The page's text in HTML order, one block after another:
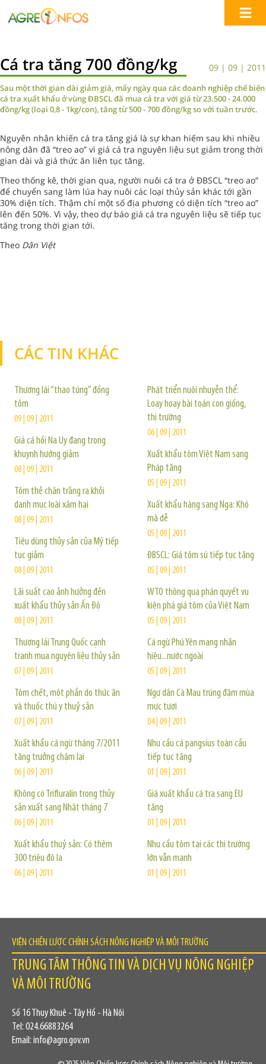
Cá tra tăng 700 đồng/kg 09 | 09 | 2011
Sau một thời gian dài giảm giá, mấy ngày qua các doanh nghiệp chế biến
cá tra xuất khẩu ở vùng ĐBSCL đã mua cá tra với giá từ 23.500 - 24.000
đồng/kg (loại 0,8 - 1kg/con), tăng từ 500 - 700 đồng/kg so với tuần trước.
Nguyên nhân khiến cá tra tăng giá là sự khan hiếm sau khi nhiều
nông dân đã “treo ao” vì giá cá tra nguyên liệu sụt giảm trong thời
gian dài và giá thức ăn liên tục tăng.
Theo thống kê, thời gian qua, người nuôi cá tra ở ĐBSCL “treo ao”
để chuyển sang làm lúa hay nuôi các loại thủy sản khác tới gần
30% diện tích. Thậm chí một số địa phương có diện tích “treo ao”
lên đến 50%. Vì vậy, theo dự báo giá cá tra nguyên liệu sẽ tiếp tục
tăng trong thời gian tới.
Theo Dân Việt
CÁC TIN KHÁC
Thương lái “thao túng” đồng
tôm
09 | 09 | 2011
Giá cá hồi Na Uy đang trong
khuynh hướng giảm
08 | 09 | 2011
Tôm thẻ chân trắng ra khỏi
danh mục loài xâm hại
08 | 09 | 2011
Tiêu dùng thủy sản của Mỹ tiếp
tục giảm
08 | 09 | 2011
Lãi suất cao ảnh hưởng đến
xuất khẩu thủy sản Ấn Độ
08 | 09 | 2011
Thương lái Trung Quốc cạnh
tranh mua nguyên liệu thủy sản
07 | 09 | 2011
Tôm chết, một phần do thức ăn
và thuốc thú y thuỷ sản
07 | 09 | 2011
Xuất khẩu cá ngừ tháng 7/2011
tăng trưởng chậm lại
06 | 09 | 2011
Không có Trifluralin trong thủy
sản xuất sang Nhật tháng 7
06 | 09 | 2011
Xuất khẩu thuỷ sản: Có thêm
300 triệu đô la
06 | 09 | 2011
Phát triển nuôi nhuyễn thể:
Loay hoay bài toán con giống,
thị trường
06 | 09 | 2011
Xuất khẩu tôm Việt Nam sang
Pháp tăng
05 | 09 | 2011
Xuất khẩu hàng sang Nga: Khó
mà dễ
05 | 09 | 2011
ĐBSCL: Giá tôm sú tiếp tục tăng
05 | 09 | 2011
WTO thông qua phán quyết vụ
kiện phá giá tôm của Việt Nam
05 | 09 | 2011
Cá ngừ Phú Yên mang nhãn
hiệu...nước ngoài
05 | 09 | 2011
Ngư dân Cà Mau trúng đậm mùa
mực tươi
04 | 09 | 2011
Nhu cầu cá pangsius toàn cầu
tiếp tục tăng
01 | 09 | 2011
Giá xuất khẩu cá tra sang EU
tăng
01 | 09 | 2011
Nhu cầu tôm tại các thị trường
lớn vẫn mạnh
01 | 09 | 2011
VIỆN CHIẾN LƯỢC CHÍNH SÁCH NÔNG NGHIỆP VÀ MÔI TRƯỜNG
TRUNG TÂM THÔNG TIN VÀ DỊCH VỤ NÔNG NGHIỆP
VÀ MÔI TRƯỜNG
Số 16 Thụy Khuê - Tây Hồ - Hà Nội
Tel: 024.66883264
Email: info@agro.gov.vn